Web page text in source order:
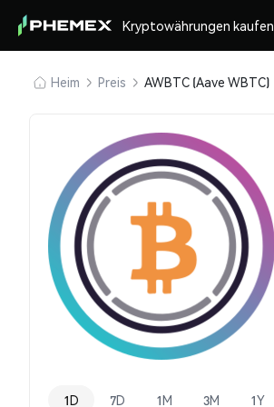
Kryptowährungen kaufen
Heim Preis AWBTC (Aave WBTC)
1D 7D 1M 3M 1Y